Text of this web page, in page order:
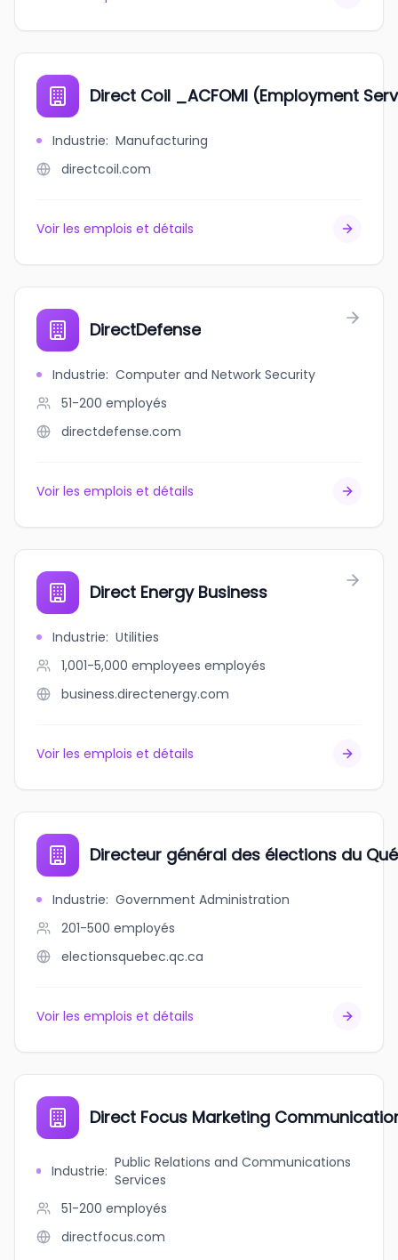
Direct Coil _ACFOMI (Employment
Industrie: Manufacturing
directcoil.com
Voir les emplois et détails
DirectDefense
Industrie: Computer and Network Security
51-200 employés
directdefense.com
Voir les emplois et détails
Direct Energy Business
Industrie: Utilities
1,001-5,000 employees employés
business.directenergy.com
Voir les emplois et détails
Directeur général des élections du
Industrie: Government Administration
201-500 employés
electionsquebec.qc.ca
Voir les emplois et détails
Direct Focus Marketing
Industrie: Public Relations and Communications
Services
51-200 employés
directfocus.com